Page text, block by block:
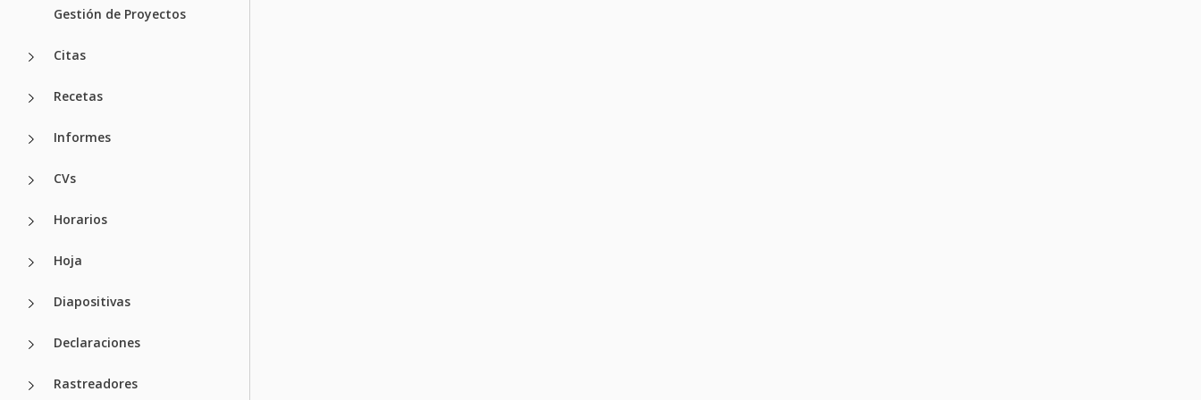
Gestión de Proyectos
Citas
Recetas
Informes
CVs
Horarios
Hoja
Diapositivas
Declaraciones
Rastreadores